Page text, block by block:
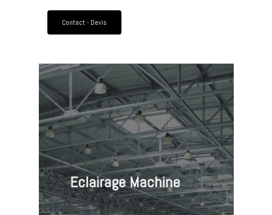
Contact - Devis
Eclairage Machine